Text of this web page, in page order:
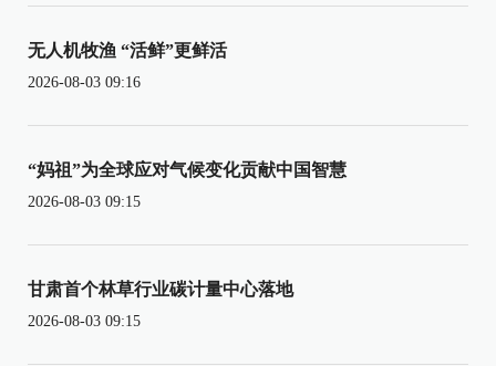
无人机牧渔 “活鲜”更鲜活
2026-08-03 09:16
“妈祖”为全球应对气候变化贡献中国智慧
2026-08-03 09:15
甘肃首个林草行业碳计量中心落地
2026-08-03 09:15